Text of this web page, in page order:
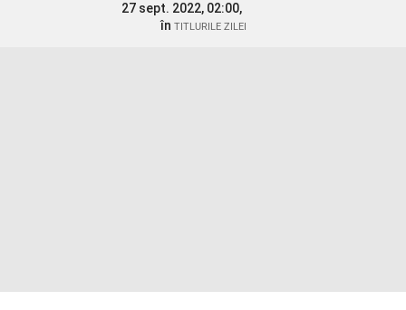
27 sept. 2022, 02:00,
în TITLURILE ZILEI